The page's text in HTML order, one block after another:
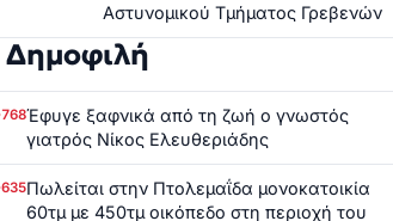
Αστυνομικού Τμήματος Γρεβενών
Δημοφιλή
768Έφυγε ξαφνικά από τη ζωή ο γνωστός
γιατρός Νίκος Ελευθεριάδης
635Πωλείται στην Πτολεμαΐδα μονοκατοικία
60τμ με 450τμ οικόπεδο στη περιοχή του